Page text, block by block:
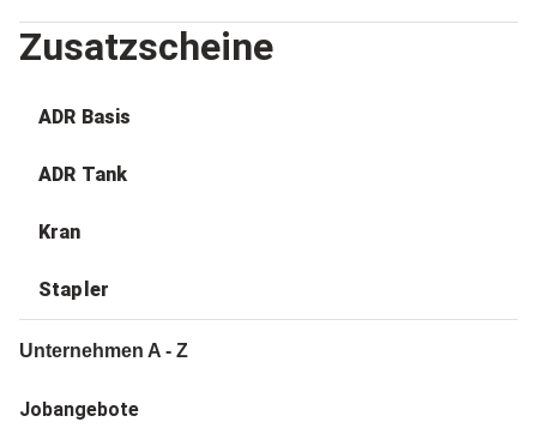
Zusatzscheine
ADR Basis
ADR Tank
Kran
Stapler
Unternehmen A - Z
Jobangebote